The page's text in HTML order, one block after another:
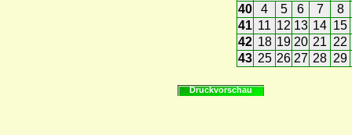
40
4 5 6 7
8
41 11 12 13 14 15
42 18 19 20 21 22
43 25 26 27 28 29
Druckvorschau